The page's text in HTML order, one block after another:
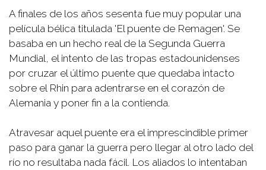
A finales de los años sesenta fue muy popular una
película bélica titulada 'El puente de Remagen'. Se
basaba en un hecho real de la Segunda Guerra
Mundial, el intento de las tropas estadounidenses
por cruzar el último puente que quedaba intacto
sobre el Rhin para adentrarse en el corazón de
Alemania y poner fin a la contienda.
Atravesar aquel puente era el imprescindible primer
paso para ganar la guerra pero llegar al otro lado del
río no resultaba nada fácil. Los aliados lo intentaban